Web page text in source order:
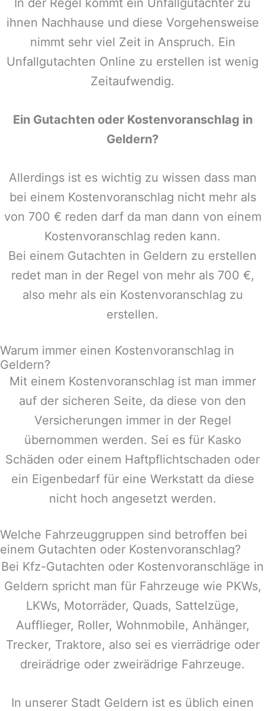
ihnen Nachhause und diese Vorgehensweise
nimmt sehr viel Zeit in Anspruch. Ein
Unfallgutachten Online zu erstellen ist wenig
Zeitaufwendig.
Ein Gutachten oder Kostenvoranschlag in
Geldern?
Allerdings ist es wichtig zu wissen dass man
bei einem Kostenvoranschlag nicht mehr als
von 700 € reden darf da man dann von einem
Kostenvoranschlag reden kann.
Bei einem Gutachten in Geldern zu erstellen
redet man in der Regel von mehr als 700 €,
also mehr als ein Kostenvoranschlag zu
erstellen.
Warum immer einen Kostenvoranschlag in
Geldern?
Mit einem Kostenvoranschlag ist man immer
auf der sicheren Seite, da diese von den
Versicherungen immer in der Regel
übernommen werden. Sei es für Kasko
Schäden oder einem Haftpflichtschaden oder
ein Eigenbedarf für eine Werkstatt da diese
nicht hoch angesetzt werden.
Welche Fahrzeuggruppen sind betroffen bei
einem Gutachten oder Kostenvoranschlag?
Bei Kfz-Gutachten oder Kostenvoranschläge in
Geldern spricht man für Fahrzeuge wie PKWs,
LKWs, Motorräder, Quads, Sattelzüge,
Aufflieger, Roller, Wohnmobile, Anhänger,
Trecker, Traktore, also sei es vierrädrige oder
dreirädrige oder zweirädrige Fahrzeuge.
In unserer Stadt Geldern ist es üblich einen